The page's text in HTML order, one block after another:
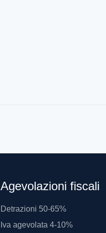
Agevolazioni fiscali
Detrazioni 50-65%
Iva agevolata 4-10%